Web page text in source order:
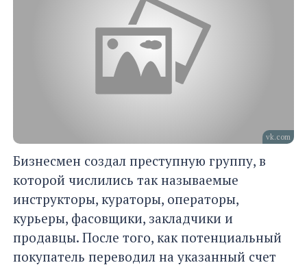
vk.com
Бизнесмен создал преступную группу, в
которой числились так называемые
инструкторы, кураторы, операторы,
курьеры, фасовщики, закладчики и
продавцы. После того, как потенциальный
покупатель переводил на указанный счет